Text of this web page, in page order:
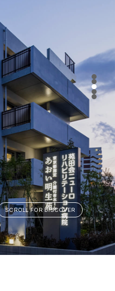
SCROLL FOR DISCOVER